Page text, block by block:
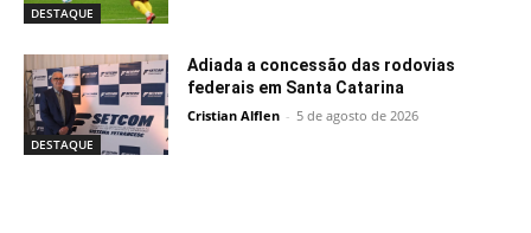
DESTAQUE
DESTAQUE
Adiada a concessão das rodovias
federais em Santa Catarina
Cristian Alflen - 5 de agosto de 2026